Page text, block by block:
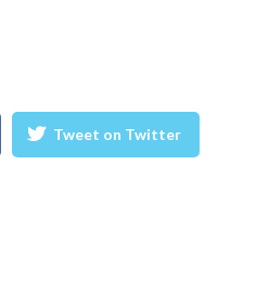
Tweet on Twitter